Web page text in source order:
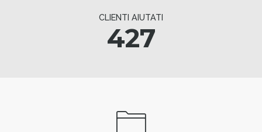
CLIENTI AIUTATI
427